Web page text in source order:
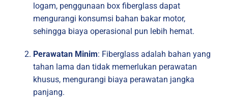
logam, penggunaan box fiberglass dapat
mengurangi konsumsi bahan bakar motor,
sehingga biaya operasional pun lebih hemat.
Perawatan Minim: Fiberglass adalah bahan yang
tahan lama dan tidak memerlukan perawatan
khusus, mengurangi biaya perawatan jangka
panjang.